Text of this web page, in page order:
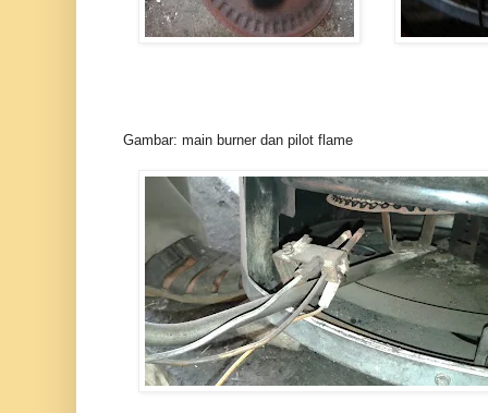
Gambar: main burner dan pilot flame